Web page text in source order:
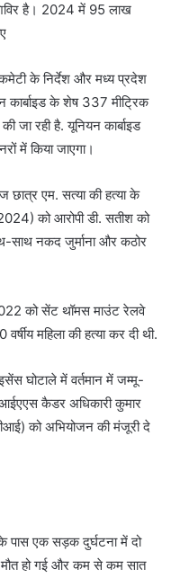
है। 2024 में 95 लाख
के निर्देश और मध्य प्रदेश
कार्बाइड के शेष 337 मीट्रिक
जा रही है. यूनियन कार्बाइड
में किया जाएगा।
एम. सत्या की हत्या के
को आरोपी डी. सतीश को
साथ नकद जुर्माना और कठोर
को सेंट थॉमस माउंट रेलवे
महिला की हत्या कर दी थी.
घोटाले में वर्तमान में जम्मू-
कैडर अधिकारी कुमार
को अभियोजन की मंजूरी दे
एक सड़क दुर्घटना में दो
मौत हो गई और कम से कम सात